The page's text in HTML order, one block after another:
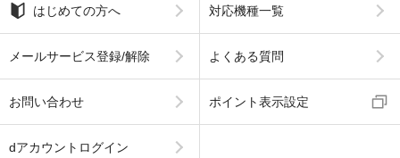
はじめての方へ 対応機種一覧
メールサービス登録/解除 よくある質問
お問い合わせ ポイント表示設定
dアカウントログイン